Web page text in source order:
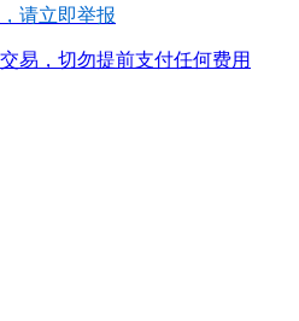
请立即举报
易，切勿提前支付任何费用